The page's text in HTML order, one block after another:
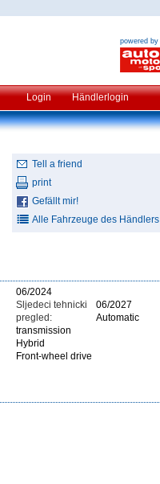
powered by
Login Händlerlogin
Tell a friend
print
Gefällt mir!
Alle Fahrzeuge des Händlers
06/2024
Sljedeci tehnicki
pregled:
06/2027
Automatic
transmission
Hybrid
Front-wheel drive